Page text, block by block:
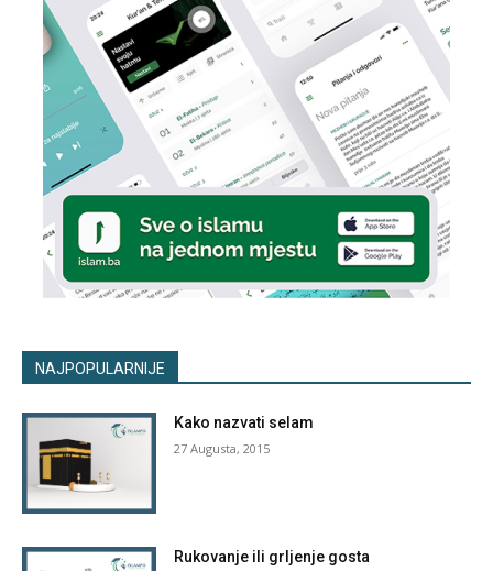
NAJPOPULARNIJE
Kako nazvati selam
27 Augusta, 2015
Rukovanje ili grljenje gosta